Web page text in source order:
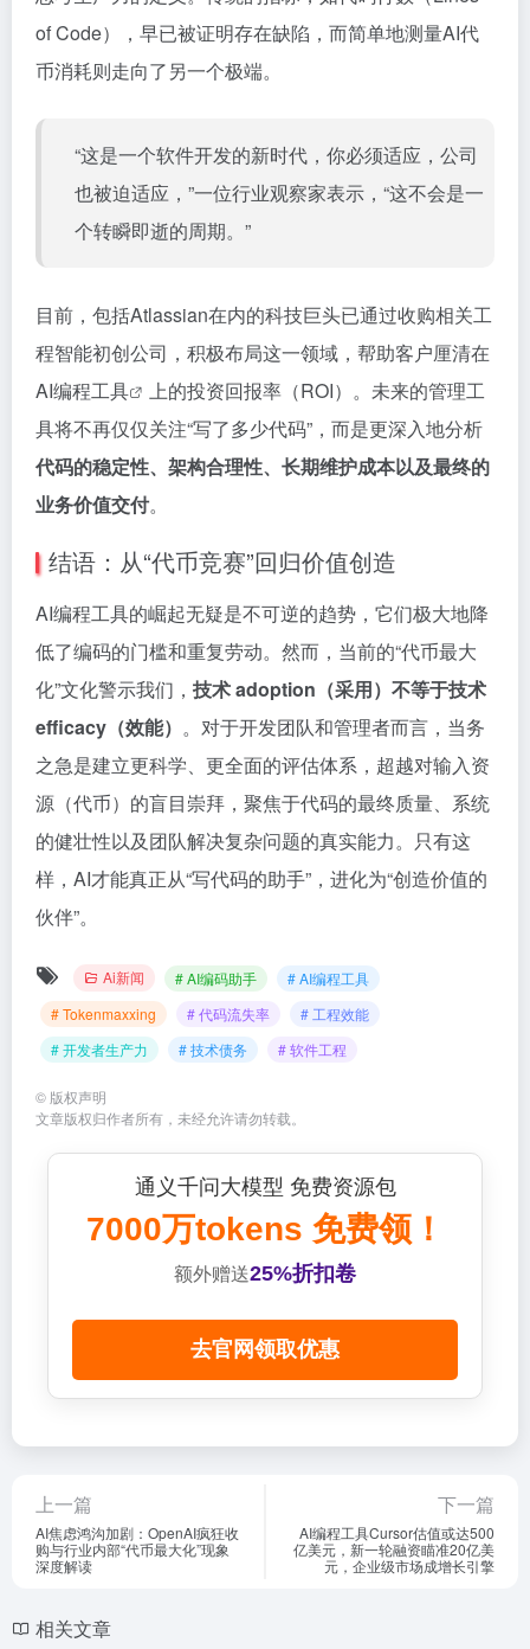
of Code），早已被证明存在缺陷，而简单地测量AI代
币消耗则走向了另一个极端。
“这是一个软件开发的新时代，你必须适应，公司
也被迫适应，”一位行业观察家表示，“这不会是一
个转瞬即逝的周期。”
目前，包括Atlassian在内的科技巨头已通过收购相关工
程智能初创公司，积极布局这一领域，帮助客户厘清在
AI编程工具
上的投资回报率（ROI）。未来的管理工
具将不再仅仅关注“写了多少代码”，而是更深入地分析
代码的稳定性、架构合理性、长期维护成本以及最终的
业务价值交付。
结语：从“代币竞赛”回归价值创造
AI编程工具的崛起无疑是不可逆的趋势，它们极大地降
低了编码的门槛和重复劳动。然而，当前的“代币最大
化”文化警示我们， 技术 adoption（采用）不等于技术
efficacy（效能） 。对于开发团队和管理者而言，当务
之急是建立更科学、更全面的评估体系，超越对输入资
源（代币）的盲目崇拜，聚焦于代码的最终质量、系统
的健壮性以及团队解决复杂问题的真实能力。只有这
样，AI才能真正从“写代码的助手”，进化为“创造价值的
伙伴”。
Ai新闻 # AI编码助手
# AI编程工具
# Tokenmaxxing
# 代码流失率
# 工程效能
# 开发者生产力
# 技术债务 # 软件工程
© 版权声明
文章版权归作者所有，未经允许请勿转载。
通义千问大模型 免费资源包
7000万tokens 免费领！
额外赠送25%折扣卷
去官网领取优惠
上一篇
AI焦虑鸿沟加剧：OpenAI疯狂收
购与行业内部“代币最大化”现象
深度解读
下一篇
AI编程工具Cursor估值或达500
亿美元，新一轮融资瞄准20亿美
元，企业级市场成增长引擎
相关文章